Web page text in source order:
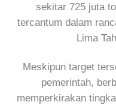
sekitar 725 juta
tercantum dalam
Lima
Meskipun target
pemerintah,
memperkirakan